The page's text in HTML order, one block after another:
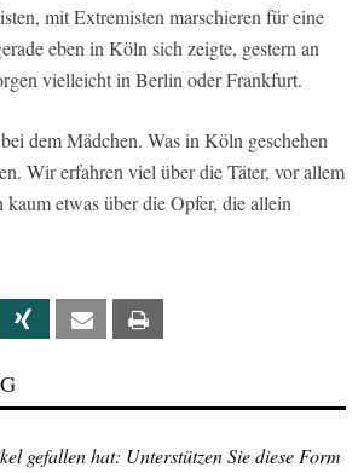
mit Extremisten marschieren für eine
eben in Köln sich zeigte, gestern an
vielleicht in Berlin oder Frankfurt.
dem Mädchen. Was in Köln geschehen
Wir erfahren viel über die Täter, vor allem
kaum etwas über die Opfer, die allein
Linkedin Xing Email
gefallen hat: Unterstützen Sie diese Form